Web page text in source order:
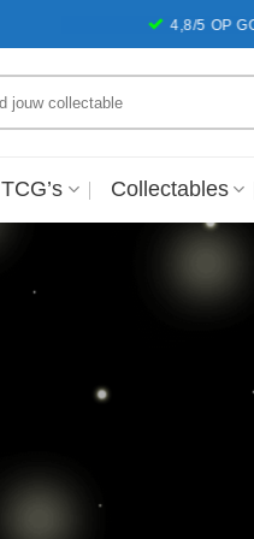
4,8/5 OP GOOGLE!
Collectables